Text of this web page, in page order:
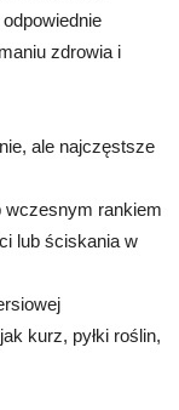
zdrowia i
ale najczęstsze
wczesnym rankiem
lub ściskania w
kurz, pyłki roślin,